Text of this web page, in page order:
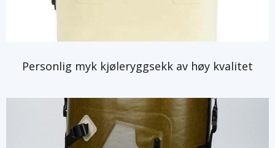
Personlig myk kjøleryggsekk av høy kvalitet